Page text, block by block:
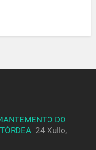
DO
24 Xullo,